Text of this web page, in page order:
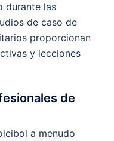
durante las
de caso de
proporcionan
y lecciones
de
a menudo